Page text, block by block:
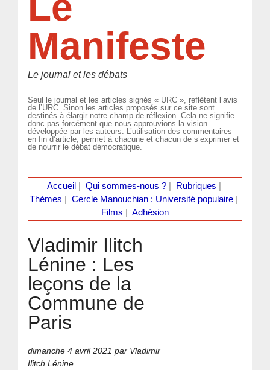
Manifeste
Le journal et les débats
Seul le journal et les articles signés « URC », reflètent l’avis
de l’URC. Sinon les articles proposés sur ce site sont
destinés à élargir notre champ de réflexion. Cela ne signifie
donc pas forcément que nous approuvions la vision
développée par les auteurs. L’utilisation des commentaires
en fin d’article, permet à chacune et chacun de s’exprimer et
de nourrir le débat démocratique.
Accueil Qui sommes-nous ?| Rubriques
Thèmes
Cercle Manouchian : Université populaire
Films
Adhésion
Vladimir Ilitch
Lénine : Les
leçons de la
Commune de
Paris
dimanche 4 avril 2021 par Vladimir
Ilitch Lénine